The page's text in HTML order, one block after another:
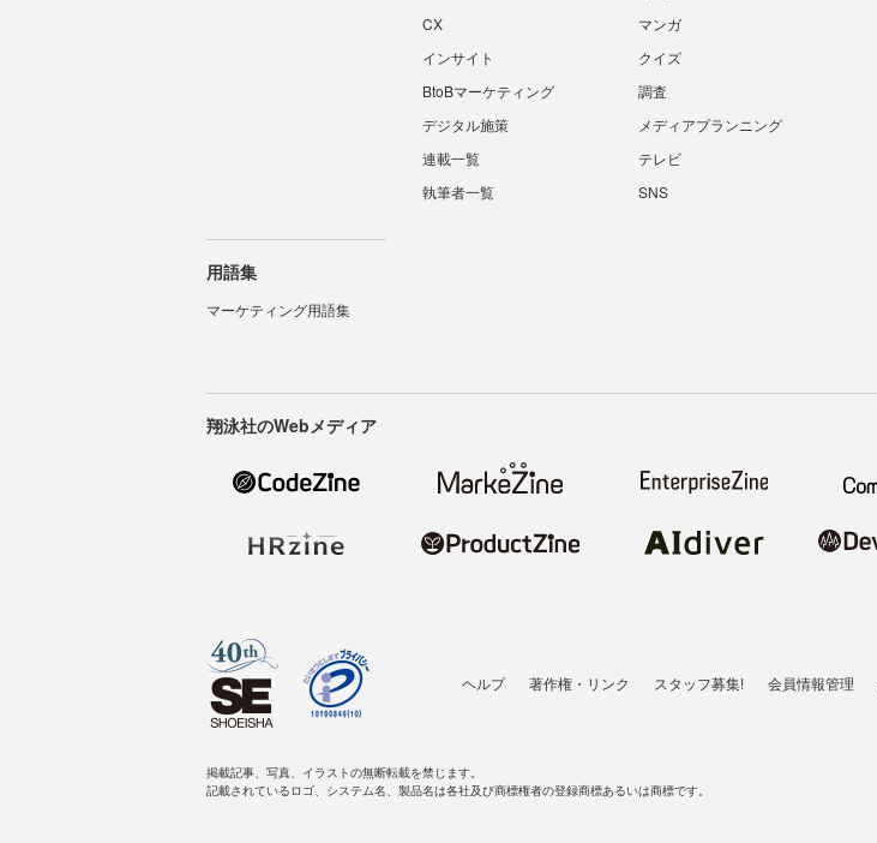
CX
マンガ
インサイト
クイズ
BtoBマーケティング
調査
デジタル施策
メディアプランニング
連載一覧
テレビ
執筆者一覧
SNS
用語集
マーケティング用語集
翔泳社のWebメディア
ヘルプ 著作権・リンク スタッフ募集! 会員情報管理
掲載記事、写真、イラストの無断転載を禁じます。
記載されているロゴ、システム名、製品名は各社及び商標権者の登録商標あるいは商標です。